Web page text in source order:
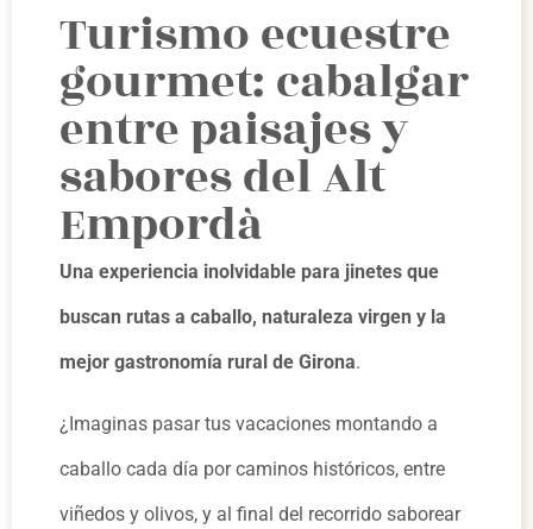
Turismo ecuestre
gourmet: cabalgar
entre paisajes y
sabores del Alt
Empordà
Una experiencia inolvidable para jinetes que
buscan rutas a caballo, naturaleza virgen y la
mejor gastronomía rural de Girona.
¿Imaginas pasar tus vacaciones montando a
caballo cada día por caminos históricos, entre
viñedos y olivos, y al final del recorrido saborear